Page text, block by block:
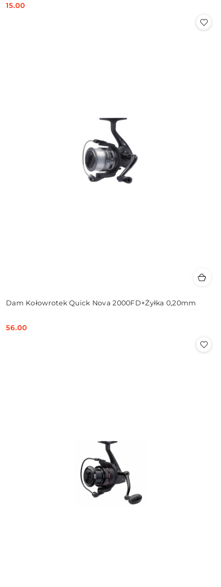
Cena:
15.00
Dam Kołowrotek Quick Nova 2000FD+Żyłka 0,20mm
Cena:
56.00